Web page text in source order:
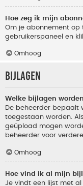
Hoe zeg ik mijn
Om je abonnement op
gebruikerspaneel en
Omhoog
Bijlagen
Welke bijlagen
De beheerder bepaalt
toegestaan worden.
geüpload mogen
beheerder voor
Omhoog
Hoe vind ik al mijn
Je vindt een lijst met